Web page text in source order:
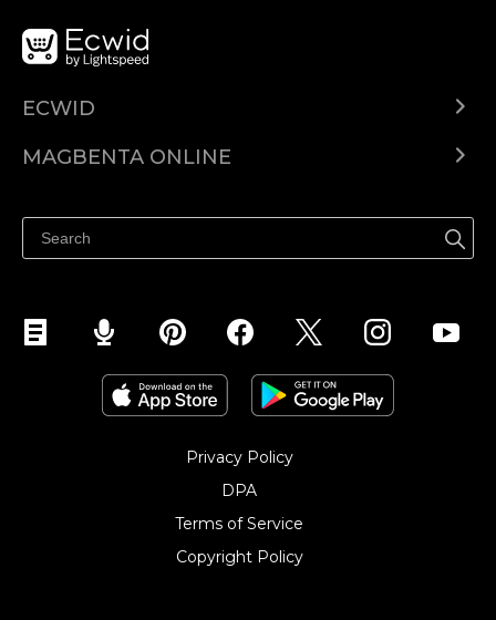
ECWID
Help center
MAGBENTA ONLINE
Ibenta sa Facebook
Privacy Policy
DPA
Terms of Service
Copyright Policy‎